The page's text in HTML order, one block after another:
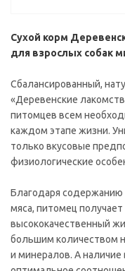
Сухой корм
для взрослых собак
Сбалансированный,
«Деревенские
питомцев всем
каждом этапе жизни.
только вкусовые
физиологические
Благодаря содержанию
мяса, питомец
высококачественный
большим количеством
и минералов. А